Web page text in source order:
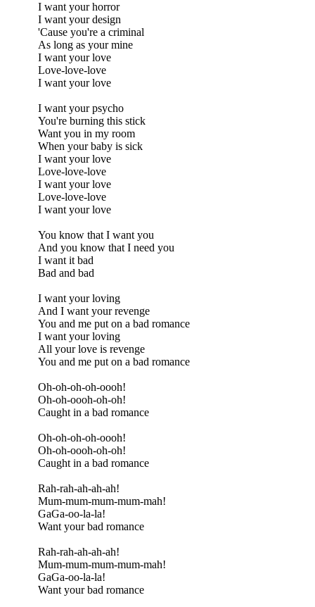
I want your horror
I want your design
'Cause you're a criminal
As long as your mine
I want your love
Love-love-love
I want your love
I want your psycho
You're burning this stick
Want you in my room
When your baby is sick
I want your love
Love-love-love
I want your love
Love-love-love
I want your love
You know that I want you
And you know that I need you
I want it bad
Bad and bad
I want your loving
And I want your revenge
You and me put on a bad romance
I want your loving
All your love is revenge
You and me put on a bad romance
Oh-oh-oh-oh-oooh!
Oh-oh-oooh-oh-oh!
Caught in a bad romance
Oh-oh-oh-oh-oooh!
Oh-oh-oooh-oh-oh!
Caught in a bad romance
Rah-rah-ah-ah-ah!
Mum-mum-mum-mum-mah!
GaGa-oo-la-la!
Want your bad romance
Rah-rah-ah-ah-ah!
Mum-mum-mum-mum-mah!
GaGa-oo-la-la!
Want your bad romance